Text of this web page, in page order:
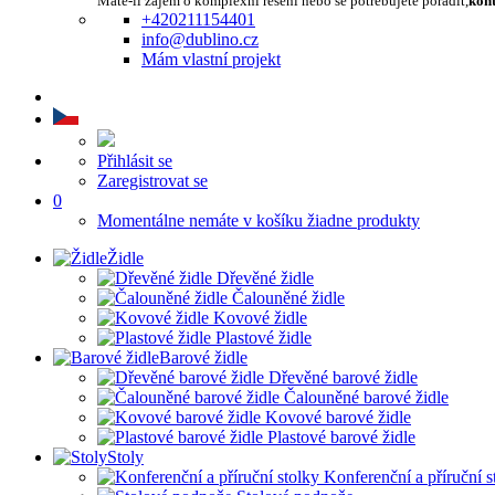
+420211154401
info@dublino.cz
Mám vlastní projekt
Přihlásit se
Zaregistrovat se
0
Momentálne nemáte v košíku žiadne produkty
Židle
Dřevěné židle
Čalouněné židle
Kovové židle
Plastové židle
Barové židle
Dřevěné barové židle
Čalouněné barové židle
Kovové barové židle
Plastové barové židle
Stoly
Konferenční a příruční